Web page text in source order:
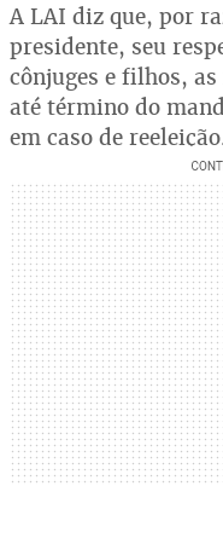
A LAI diz que, por
presidente, seu
cônjuges e filhos,
até término do
em caso de